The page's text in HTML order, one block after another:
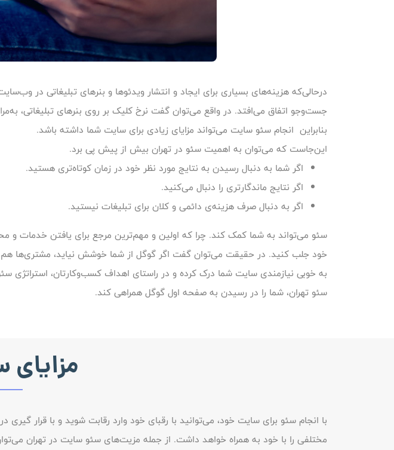
درحالی‌که هزینه‌های بسیاری برای ایجاد و انتشار ویدئوها و بنرهای تبلیغاتی در
جست‌وجو اتفاق می‌افتد. در واقع می‌توان گفت نرخ کلیک بر روی بنرهای
بنابراین انجام سئو سایت می‌تواند مزایای زیادی برای سایت شما داشته باشد.
این‌جاست که می‌توان به اهمیت سئو در تهران بیش از پیش پی برد.
اگر شما به دنبال رسیدن به نتایج مورد نظر خود در زمان کوتاه‌تری هستید.
اگر نتایج ماندگارتری را دنبال می‌کنید.
اگر به دنبال صرف هزینه‌ی دائمی و کلان برای تبلیغات نیستید.
سئو می‌تواند به شما کمک کند. چرا که اولین و مهم‌ترین مرجع برای یافتن خدمات و
خود جلب کنید. در حقیقت می‌توان گفت اگر گوگل از شما خوشش نیاید، مشتری‌ها
به خوبی نیازمندی سایت شما درک کرده و در راستای اهداف کسب‌وکارتان،
سئو تهران، شما را در رسیدن به صفحه اول گوگل همراهی کند.
با انجام سئو برای سایت خود، می‌توانید با رقبای خود وارد رقابت شوید و با قرار
مختلفی را با خود به همراه خواهد داشت. از جمله‌ مزیت‌های سئو سایت در تهران